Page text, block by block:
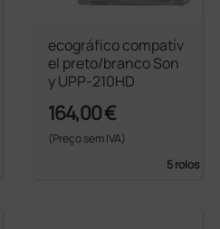
ecográfico compatív
el preto/branco Son
y UPP-210HD
164,00 €
(Preço sem IVA)
5 rolos